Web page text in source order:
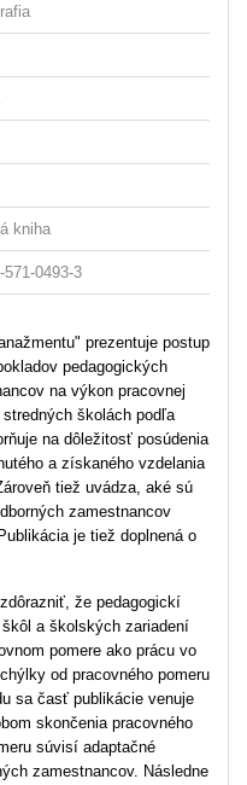
kniha
571-0493-3
prezentuje postup
pedagogických
na výkon pracovnej
školách podľa
na dôležitosť posúdenia
a získaného vzdelania
tiež uvádza, aké sú
zamestnancov
je tiež doplnená o
že pedagogickí
a školských zariadení
pomere ako prácu vo
od pracovného pomeru
sa časť publikácie venuje
skončenia pracovného
súvisí adaptačné
zamestnancov. Následne